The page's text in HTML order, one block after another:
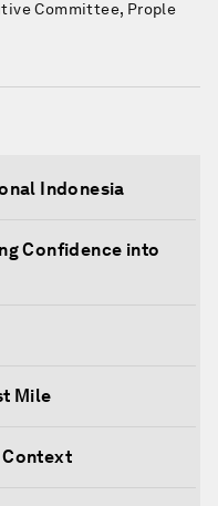
Committee, Prople
Indonesia
Confidence into
Mile
Context